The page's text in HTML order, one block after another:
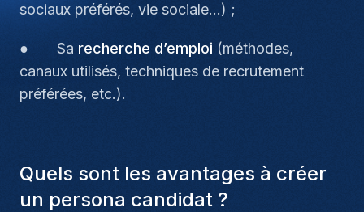
sociaux préférés, vie sociale…) ;
● Sa recherche d’emploi (méthodes,
canaux utilisés, techniques de recrutement
préférées, etc.).
Quels sont les avantages à créer
un persona candidat ?